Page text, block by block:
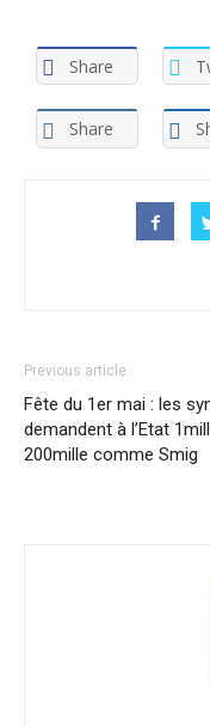
Share
Share
Previous article
Fête du 1er mai : les
demandent à l’Etat
200mille comme Smig